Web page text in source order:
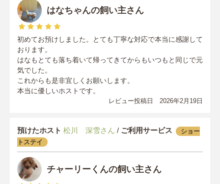
はなちゃんの飼い主さん
初めてお預けしました。とても丁寧な対応で本当に感謝して
おります。
はなもとても落ち着いて帰ってきてからもいつもと同じで元
気でした。
これからも是非宜しくお願いします。
本当に優しいホストです。
レビュー投稿日 2026年2月19日
預けたホスト 松川 深雪さん / ご利用サービス
ショー
トステイ
チャーリーくんの飼い主さん